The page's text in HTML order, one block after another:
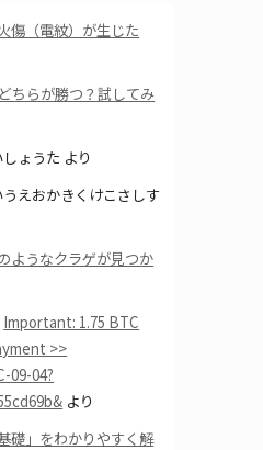
傷（電紋）が生じた
ちらが勝つ？試してみ
ょうた より
うえおかきくけこさしす
ようなクラゲが見つか
Important: 1.75 BTC
>>
04?
より
礎」をわかりやすく解